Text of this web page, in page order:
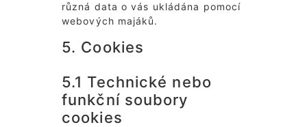
různá data o vás ukládána pomocí
webových majáků.
5. Cookies
5.1 Technické nebo
funkční soubory
cookies